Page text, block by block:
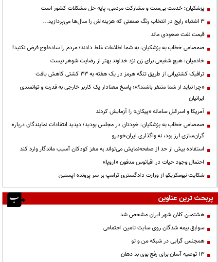
پزشکیان: خدمت بی‌منت و مشارکت مردمی، پایه حل مشکلات کشور است
3 اشتباه رایج در انتخاب رنگ صنعتی که هزینه‌اش را سال‌ها می‌پردازید...
قیمت نفت صعودی ماند
صمصامی خطاب به پزشکیان: به شما اطلاعات غلط دادند؛ مردم را ساده‌لوح فرض نکنید!
خادمیان: هیچ شفیعی برای زن نزد خداوند بهتر از رضایت شوهر نیست
ترافیک کشتیرانی از طریق تنگه هرمز در یک هفته به ۳۳ کشتی کاهش یافت
«چرا نباید از شما متنفر باشند؟»؛ پاسخ معنادار یک کاربر خارجی به قدرت و توانمندی
ایرانیان
آمریکا و اسرائیل سامانه «پیکان» را آزمایش کردند
صمصامی خطاب به پزشکیان: خودتان در مجلس بودید؛ دیدید انتقادات نمایندگان درباره
گران‌سازی ارز بود، نه واگذاری ایران‌خودرو
استفاده بیش از حد از صفحه‌نمایش می‌تواند به مغز کودکان آسیب ماندگار وارد کند
احتمال وجود حیات در اقیانوس مدفون «اروپا»
شکایت نیومکزیکو از وزارت دادگستری ترامپ بر سر پرونده اپستین
پربحث ترین عناوین
هشتمین کلان شهر ایران مشخص شد
سوابق بیمه شدگان روی سایت تامین اجتماعی
همجنس گرایی در شبکه من و تو
13 توصیه آسان برای رفع بوی بد دهان